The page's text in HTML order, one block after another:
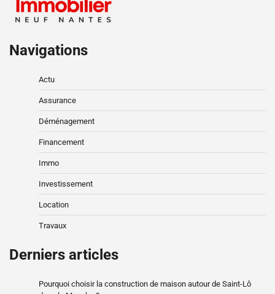
Navigations
Actu
Assurance
Déménagement
Financement
Immo
Investissement
Location
Travaux
Derniers articles
Pourquoi choisir la construction de maison autour de Saint-Lô